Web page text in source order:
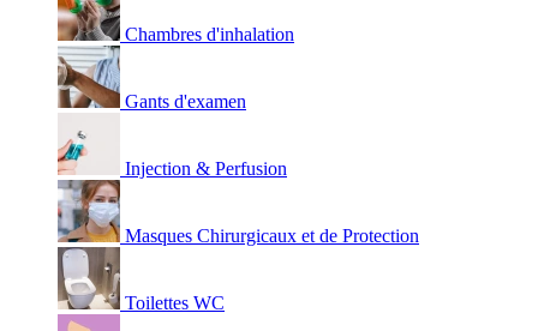
Chambres d'inhalation
Gants d'examen
Injection & Perfusion
Masques Chirurgicaux et de Protection
Toilettes WC